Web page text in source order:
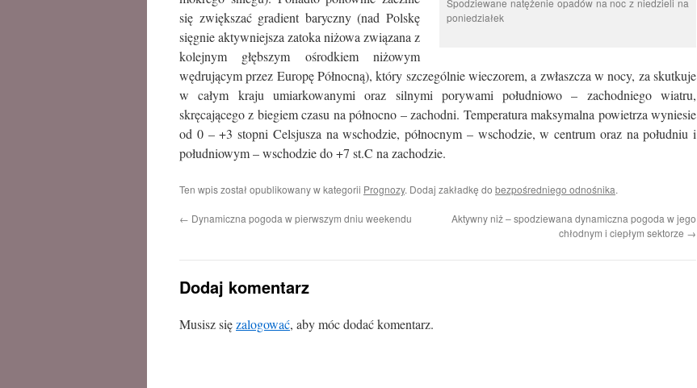
Spodziewane natężenie opadów na noc z niedzieli na
poniedziałek
się zwiększać gradient baryczny (nad Polskę
sięgnie aktywniejsza zatoka niżowa związana z
kolejnym głębszym ośrodkiem niżowym
wędrującym przez Europę Północną), który szczególnie wieczorem, a zwłaszcza w nocy, za skutkuje
w całym kraju umiarkowanymi oraz silnymi porywami południowo – zachodniego wiatru,
skręcającego z biegiem czasu na północno – zachodni. Temperatura maksymalna powietrza wyniesie
od 0 – +3 stopni Celsjusza na wschodzie, północnym – wschodzie, w centrum oraz na południu i
południowym – wschodzie do +7 st.C na zachodzie.
Ten wpis został opublikowany w kategorii Prognozy. Dodaj zakładkę do bezpośredniego odnośnika.
← Dynamiczna pogoda w pierwszym dniu weekendu
Aktywny niż – spodziewana dynamiczna pogoda w jego
chłodnym i ciepłym sektorze →
Dodaj komentarz
Musisz sięzalogować, aby móc dodać komentarz.